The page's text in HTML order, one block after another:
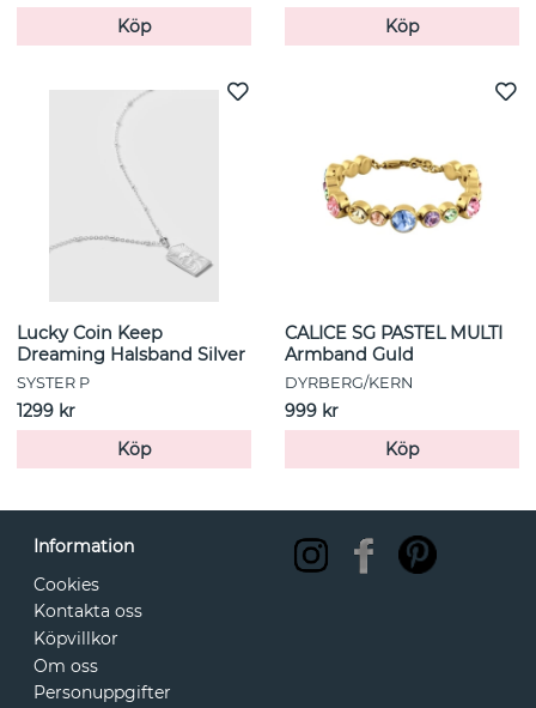
Köp
Köp
Lucky Coin Keep
Dreaming Halsband Silver
SYSTER P
1299 kr
Köp
CALICE SG PASTEL MULTI
Armband Guld
DYRBERG/KERN
999 kr
Köp
Information
Cookies
Kontakta oss
Köpvillkor
Om oss
Personuppgifter